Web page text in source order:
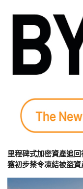
里程碑式加密資產追
獲初步禁令凍結被盜資